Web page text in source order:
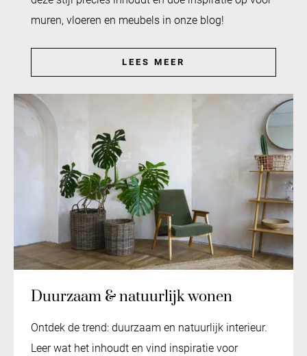
muren, vloeren en meubels in onze blog!
LEES MEER
Duurzaam & natuurlijk wonen
Ontdek de trend: duurzaam en natuurlijk interieur.
Leer wat het inhoudt en vind inspiratie voor